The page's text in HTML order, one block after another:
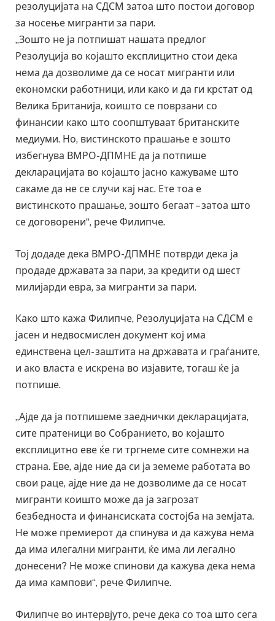
резолуцијата на СДСМ затоа што постои договор
за носење мигранти за пари.
„Зошто не ја потпишат нашата предлог
Резолуција во којашто експлицитно стои дека
нема да дозволиме да се носат мигранти или
економски работници, или како и да ги крстат од
Велика Британија, коишто се поврзани со
финансии како што соопштуваат британските
медиуми. Но, вистинското прашање е зошто
избегнува ВМРО-ДПМНЕ да ја потпише
декларацијата во којашто јасно кажуваме што
сакаме да не се случи кај нас. Ете тоа е
вистинското прашање, зошто бегаат – затоа што
се договорени“, рече Филипче.
Тој додаде дека ВМРО-ДПМНЕ потврди дека ја
продаде државата за пари, за кредити од шест
милијарди евра, за мигранти за пари.
Како што кажа Филипче, Резолуцијата на СДСМ е
јасен и недвосмислен документ кој има
единствена цел- заштита на државата и граѓаните,
и ако власта е искрена во изјавите, тогаш ќе ја
потпише.
„Ајде да ја потпишеме заеднички декларацијата,
сите пратеници во Собранието, во којашто
експлицитно еве ќе ги тргнеме сите сомнежи на
страна. Еве, ајде ние да си ја земеме работата во
свои раце, ајде ние да не дозволиме да се носат
мигранти коишто може да ја загрозат
безбедноста и финансиската состојба на земјата.
Не може премиерот да спинува и да кажува нема
да има илегални мигранти, ќе има ли легално
донесени? Не може спинови да кажува дека нема
да има кампови“, рече Филипче.
Филипче во интервјуто, рече дека со тоа што сега